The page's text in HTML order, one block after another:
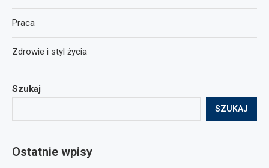
Szukaj
SZUKAJ
Ostatnie wpisy
Praca
Zdrowie i styl życia